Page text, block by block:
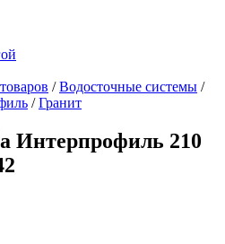
/ Водосточные системы /
/ Гранит
Интерпрофиль 210